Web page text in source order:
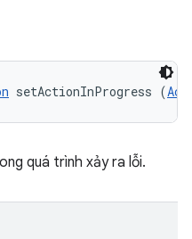
setActionInProgress (
quá trình xảy ra lỗi.